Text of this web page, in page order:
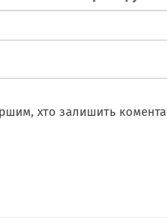
хто залишить